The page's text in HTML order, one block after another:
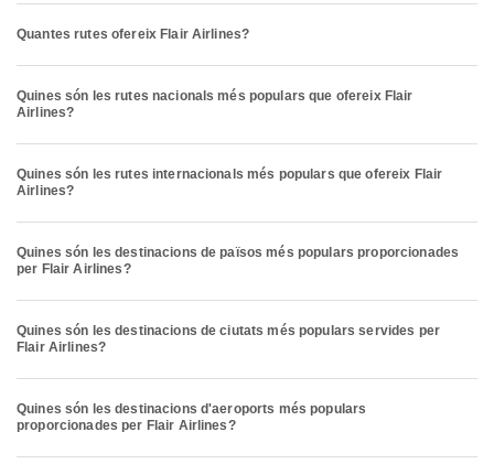
Quantes rutes ofereix Flair Airlines?
Quines són les rutes nacionals més populars que ofereix Flair
Airlines?
Quines són les rutes internacionals més populars que ofereix Flair
Airlines?
Quines són les destinacions de països més populars proporcionades
per Flair Airlines?
Quines són les destinacions de ciutats més populars servides per
Flair Airlines?
Quines són les destinacions d'aeroports més populars
proporcionades per Flair Airlines?